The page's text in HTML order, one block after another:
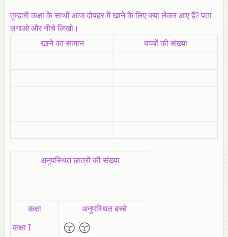
तुम्हारी कक्षा के साथी आज दोपहर में खाने के लिए क्या लेकर आए हैं? पता
लगाओ और नीचे लिखो।
खाने का सामान
बच्चों की संख्या
अनुपस्थित छात्रों की संख्या
कक्षा
अनुपस्थित बच्चे
कक्षा I